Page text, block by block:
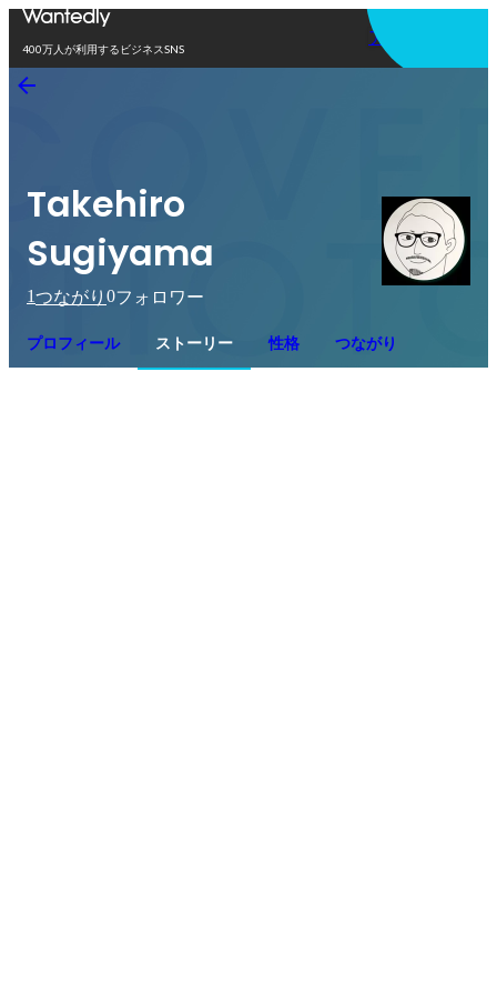
400万人が利用するビジネスSNS
アプリを使う
Takehiro
Sugiyama
1つながり 0フォロワー
プロフィール ストーリー 性格 つながり